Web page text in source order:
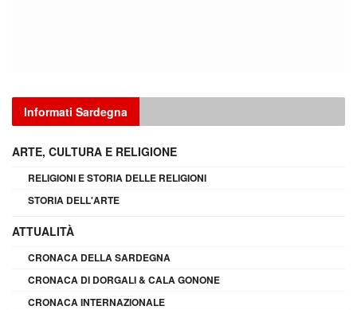
Informati Sardegna
ARTE, CULTURA E RELIGIONE
RELIGIONI E STORIA DELLE RELIGIONI
STORIA DELL'ARTE
ATTUALITÀ
CRONACA DELLA SARDEGNA
CRONACA DI DORGALI & CALA GONONE
CRONACA INTERNAZIONALE